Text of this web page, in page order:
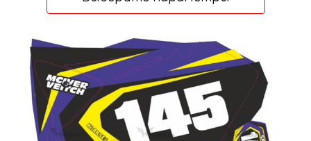
–
Этот
товар
имеет
несколько
вариаций.
Опции